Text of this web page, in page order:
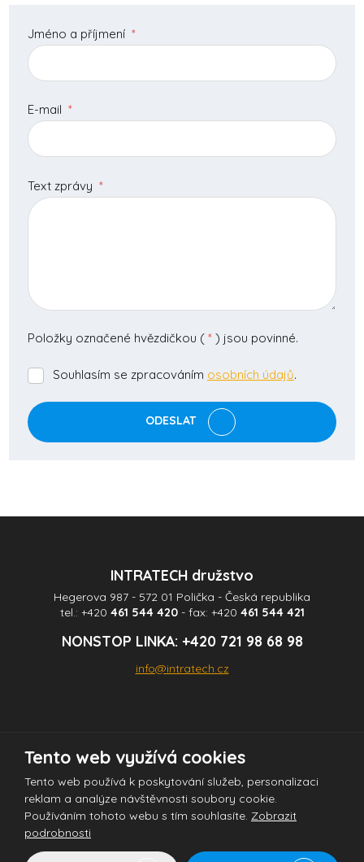
Jméno a příjmení *
E-mail *
Text zprávy *
Položky označené hvězdičkou ( * ) jsou povinné.
Souhlasím
zpracováním
osobních
údajů.
Souhlasím se zpracováním osobních údajů.
ODESLAT
odeslat.
INTRATECH družstvo
Hegerova 987 - 572 01 Polička - Česká republika
tel.: +420 461 544 420- fax: +420 461 544 421
NONSTOP LINKA: +420 721 98 68 98
info@intratech.cz
© 2026 INTRATECH družstvo - všechna práva vyhrazena
Tento web je chráněn pomocí Google ReCAPTCHA a platí pro něj
zásady ochrany osobních údajů
společnosti Google.
Tento web využívá cookies
Tento web používá k poskytování služeb, personalizaci
reklam a analýze návštěvnosti soubory cookie.
Používáním tohoto webu s tím souhlasíte. Zobrazit
podrobnosti